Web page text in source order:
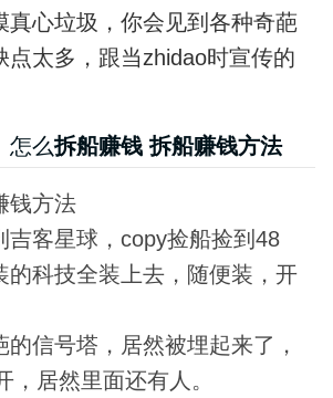
真心垃圾，你会见到各种奇葩
点太多，跟当zhidao时宣传的
怎么拆船赚钱 拆船赚钱方法
钱方法
客星球，copy捡船捡到48
的科技全装上去，随便装，开
信号塔，居然被埋起来了，
，居然里面还有人。